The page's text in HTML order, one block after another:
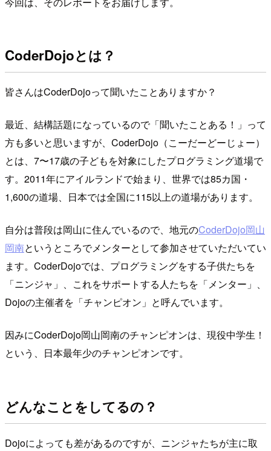
CoderDojoとは？
皆さんはCoderDojoって聞いたことありますか？
最近、結構話題になっているので「聞いたことある！」って
方も多いと思いますが、CoderDojo（こーだーどーじょー）
とは、7〜17歳の子どもを対象にしたプログラミング道場で
す。2011年にアイルランドで始まり、世界では85カ国・
1,600の道場、日本では全国に115以上の道場があります。
自分は普段は岡山に住んでいるので、地元のCoderDojo岡山
岡南というところでメンターとして参加させていただいてい
ます。CoderDojoでは、プログラミングをする子供たちを
「ニンジャ」、これをサポートする人たちを「メンター」、
Dojoの主催者を「チャンピオン」と呼んでいます。
因みにCoderDojo岡山岡南のチャンピオンは、現役中学生！
という、日本最年少のチャンピオンです。
どんなことをしてるの？
Dojoによっても差があるのですが、ニンジャたちが主に取